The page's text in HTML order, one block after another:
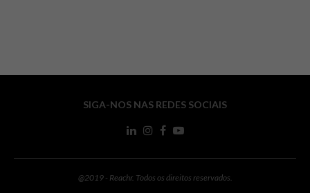
SIGA-NOS NAS REDES SOCIAIS
@2019 - Reachr. Todos os direitos reservados.